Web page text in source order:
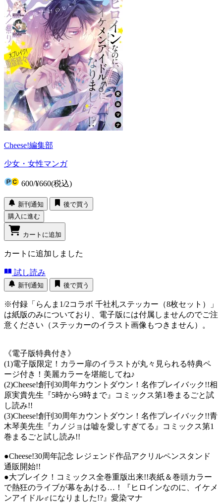
Cheese!編集部
少女・女性マンガ
600/¥660(税込)
新刊通知
後で買う
購入に進む
カートに追加
カートに追加しました
試し読み
新刊通知 後で買う
※付録「らんま1/2コラボ 千社札ステッカー（8枚セット）」
は紙版のみについており、電子版には付属しませんのでご注
意ください（ステッカーのイラスト画像もつきません）。
《電子版特典付き》
(1)電子版限定！カラー扉のイラストが丸々見られる特典ペ
ージ付き！美麗カラーを堪能してね♪
(2)Cheese!創刊30周年カウントダウン！名作プレイバック!!相
原実貴先生『5時から9時まで』コミックス第1巻まるごと試
し読み!!
(3)Cheese!創刊30周年カウントダウン！名作プレイバック!!青
木琴美先生『カノジョは嘘を愛しすぎてる』コミックス第1
巻まるごと試し読み!!
●Cheese!30周年記念 レジェンド作品アクリルペンスタンド
通販開始!!
●大ブレイク！コミックス全巻重版出来!!表紙＆巻頭カラー
で熱狂のライブが幕をあける…！『ヒロインなのに、イケメ
ンアイドル♂になりました!?』愛染マナ